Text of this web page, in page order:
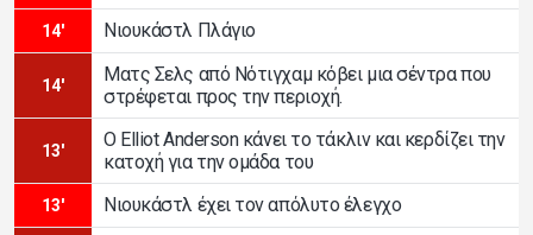
14' Νιουκάστλ Πλάγιο
14'
Ματς Σελς από Νότιγχαμ κόβει μια σέντρα που
στρέφεται προς την περιοχή.
13'
Ο Elliot Anderson κάνει το τάκλιν και κερδίζει την
κατοχή για την ομάδα του
13' Νιουκάστλ έχει τον απόλυτο έλεγχο